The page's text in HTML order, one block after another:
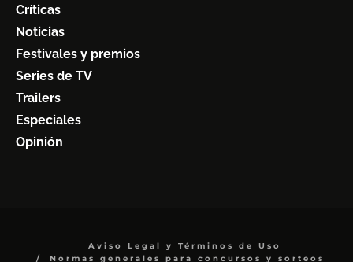
Críticas
Noticias
Festivales y premios
Series de TV
Trailers
Especiales
Opinión
Aviso Legal y Términos de Uso
Normas generales para concursos y sorteos